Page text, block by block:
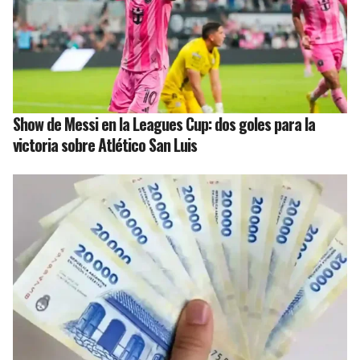
Show de Messi en la Leagues Cup: dos goles para la
victoria sobre Atlético San Luis